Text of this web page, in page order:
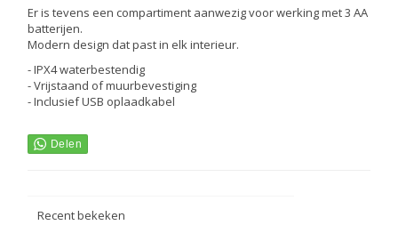
Er is tevens een compartiment aanwezig voor werking met 3 AA
batterijen.
Modern design dat past in elk interieur.
- IPX4 waterbestendig
- Vrijstaand of muurbevestiging
- Inclusief USB oplaadkabel
Recent bekeken